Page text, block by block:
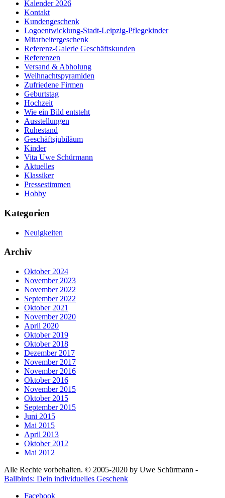
Kalender 2026
Kontakt
Kundengeschenk
Logoentwicklung-Stadt-Leipzig-Pflegekinder
Mitarbeitergeschenk
Referenz-Galerie Geschäftskunden
Referenzen
Versand & Abholung
Weihnachtspyramiden
Zufriedene Firmen
Geburtstag
Hochzeit
Wie ein Bild entsteht
Ausstellungen
Ruhestand
Geschäftsjubiläum
Kinder
Vita Uwe Schürmann
Aktuelles
Klassiker
Pressestimmen
Hobby
Kategorien
Neuigkeiten
Archiv
Oktober 2024
November 2023
November 2022
September 2022
Oktober 2021
November 2020
April 2020
Oktober 2019
Oktober 2018
Dezember 2017
November 2017
November 2016
Oktober 2016
November 2015
Oktober 2015
September 2015
Juni 2015
Mai 2015
April 2013
Oktober 2012
Mai 2012
Alle Rechte vorbehalten. © 2005-2020 by Uwe Schürmann -
Ballbirds: Dein individuelles Geschenk
Facebook